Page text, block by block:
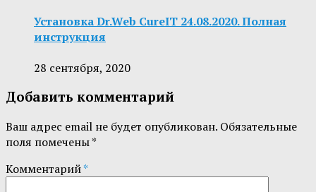
Установка Dr.Web CureIT 24.08.2020. Полная
инструкция
28 сентября, 2020
Добавить комментарий
Ваш адрес email не будет опубликован. Обязательные
поля помечены*
Комментарий*